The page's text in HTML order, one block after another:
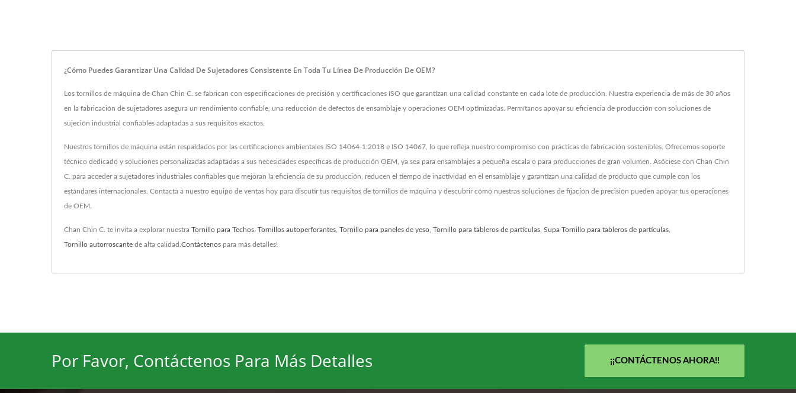
¿Cómo Puedes Garantizar Una Calidad De Sujetadores Consistente En Toda Tu Línea De Producción De OEM?
Los tornillos de máquina de Chan Chin C. se fabrican con especificaciones de precisión y certificaciones ISO que garantizan una calidad constante en cada lote de producción. Nuestra experiencia de más de 30 años
en la fabricación de sujetadores asegura un rendimiento confiable, una reducción de defectos de ensamblaje y operaciones OEM optimizadas. Permítanos apoyar su eficiencia de producción con soluciones de
sujeción industrial confiables adaptadas a sus requisitos exactos.
Nuestros tornillos de máquina están respaldados por las certificaciones ambientales ISO 14064-1:2018 e ISO 14067, lo que refleja nuestro compromiso con prácticas de fabricación sostenibles. Ofrecemos soporte
técnico dedicado y soluciones personalizadas adaptadas a sus necesidades específicas de producción OEM, ya sea para ensamblajes a pequeña escala o para producciones de gran volumen. Asóciese con Chan Chin
C. para acceder a sujetadores industriales confiables que mejoran la eficiencia de su producción, reducen el tiempo de inactividad en el ensamblaje y garantizan una calidad de producto que cumple con los
estándares internacionales. Contacta a nuestro equipo de ventas hoy para discutir tus requisitos de tornillos de máquina y descubrir cómo nuestras soluciones de fijación de precisión pueden apoyar tus operaciones
de OEM.
Chan Chin C. te invita a explorar nuestra Tornillo para Techos Tornillos autoperforantes Tornillo para paneles de yeso Tornillo para tableros de partículas Supa Tornillo para tableros de partículas
Tornillo autorroscante de alta calidad. Contáctenos para más detalles!
Por Favor, Contáctenos Para Más Detalles ¡¡CONTÁCTENOS AHORA!!